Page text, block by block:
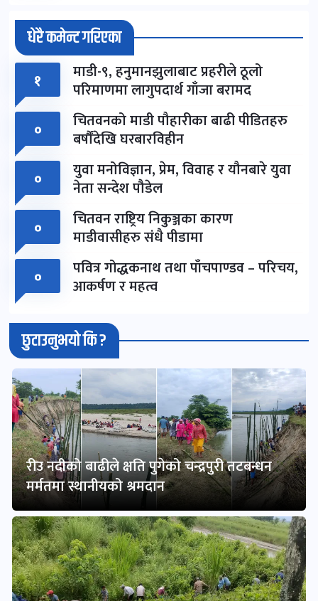
धेरै कमेन्ट गरिएका
१ माडी-९, हनुमानझुलाबाट प्रहरीले ठूलो
परिमाणमा लागुपदार्थ गाँजा बरामद
०
चितवनको माडी पौहारीका बाढी पीडितहरु
बर्षौंदेखि घरबारविहीन
०
युवा मनोविज्ञान, प्रेम, विवाह र यौनबारे युवा
नेता सन्देश पौडेल
०
चितवन राष्ट्रिय निकुञ्जका कारण
माडीवासीहरु संधै पीडामा
०
पवित्र गोद्धकनाथ तथा पाँचपाण्डव – परिचय,
आकर्षण र महत्व
छुटाउनुभयो कि ?
रीउ नदीको बाढीले क्षति पुगेको चन्द्रपुरी तटबन्धन
मर्मतमा स्थानीयको श्रमदान